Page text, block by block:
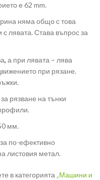
е 62 mm.
няма общо с това
лявата. Става въпрос за
, а при лявата – лява
при рязане.
рязване на тънки
мм.
по-ефективно
листовия метал.
в категорията„Машини и